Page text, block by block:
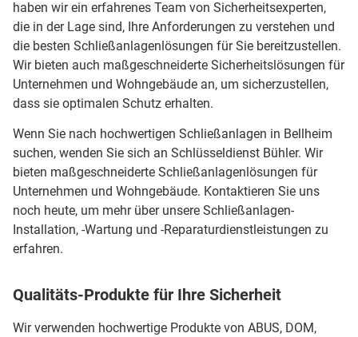
haben wir ein erfahrenes Team von Sicherheitsexperten,
die in der Lage sind, Ihre Anforderungen zu verstehen und
die besten Schließanlagenlösungen für Sie bereitzustellen.
Wir bieten auch maßgeschneiderte Sicherheitslösungen für
Unternehmen und Wohngebäude an, um sicherzustellen,
dass sie optimalen Schutz erhalten.
Wenn Sie nach hochwertigen Schließanlagen in Bellheim
suchen, wenden Sie sich an Schlüsseldienst Bühler. Wir
bieten maßgeschneiderte Schließanlagenlösungen für
Unternehmen und Wohngebäude. Kontaktieren Sie uns
noch heute, um mehr über unsere Schließanlagen-
Installation, -Wartung und -Reparaturdienstleistungen zu
erfahren.
Qualitäts-Produkte für Ihre Sicherheit
Wir verwenden hochwertige Produkte von ABUS, DOM,